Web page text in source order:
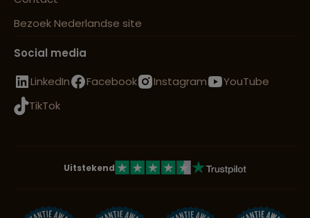
Bezoek Nederlandse site
Social media
LinkedIn
Facebook Instagram
YouTube
TikTok
Uitstekend